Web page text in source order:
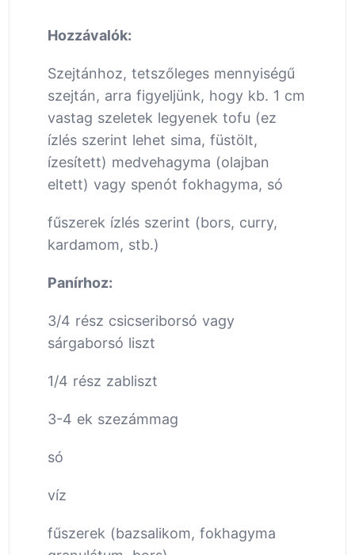
Hozzávalók:
Szejtánhoz, tetszőleges mennyiségű
szejtán, arra figyeljünk, hogy kb. 1 cm
vastag szeletek legyenek tofu (ez
ízlés szerint lehet sima, füstölt,
ízesített) medvehagyma (olajban
eltett) vagy spenót fokhagyma, só
fűszerek ízlés szerint (bors, curry,
kardamom, stb.)
Panírhoz:
3/4 rész csicseriborsó vagy
sárgaborsó liszt
1/4 rész zabliszt
3-4 ek szezámmag
só
víz
fűszerek (bazsalikom, fokhagyma